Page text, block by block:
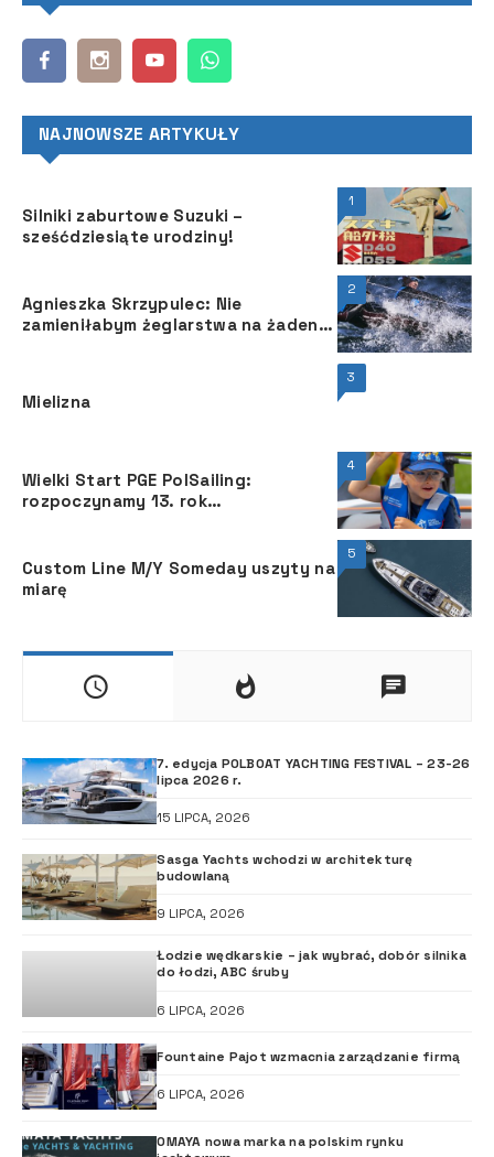
NAJNOWSZE ARTYKUŁY
1
Silniki zaburtowe Suzuki –
sześćdziesiąte urodziny!
2
Agnieszka Skrzypulec: Nie
zamieniłabym żeglarstwa na żaden
3
Mielizna
4
Wielki Start PGE PolSailing:
rozpoczynamy 13. rok
5
Custom Line M/Y Someday uszyty na
miarę
7. edycja POLBOAT YACHTING FESTIVAL – 23-26
lipca 2026 r.
15 LIPCA, 2026
Sasga Yachts wchodzi w architekturę
budowlaną
9 LIPCA, 2026
Łodzie wędkarskie – jak wybrać, dobór silnika
do łodzi, ABC śruby
6 LIPCA, 2026
Fountaine Pajot wzmacnia zarządzanie firmą
6 LIPCA, 2026
OMAYA nowa marka na polskim rynku